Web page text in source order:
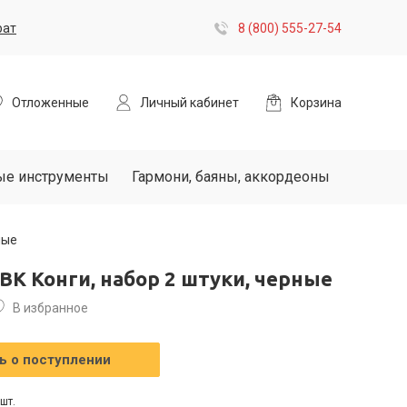
8 (800) 555-27-54
Отложенные Личный кабинет Корзина
инструменты Гармони, баяны, аккордеоны
Конги, набор 2 штуки, черные
В избранное
о поступлении